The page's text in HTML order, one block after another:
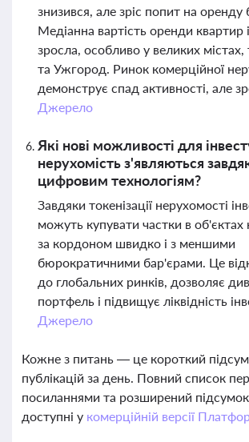
знизився, але зріс попит на оренду
Медіанна вартість оренди квартир
зросла, особливо у великих містах,
та Ужгород. Ринок комерційної
демонструє спад активності, але
Джерело
Які нові можливості для
нерухомість з'являються
цифровим технологіям?
Завдяки токенізації нерухомості
можуть купувати частки в об'єктах
за кордоном швидко і з меншими
бюрократичними бар'єрами. Це
до глобальних ринків, дозволяє
портфель і підвищує ліквідність
Джерело
Кожне з питань — це короткий
публікацій за день. Повний список
посиланнями та розширений
доступні у комерційній версії